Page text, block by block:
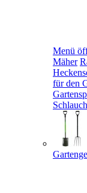
Menü
Mäher
für den